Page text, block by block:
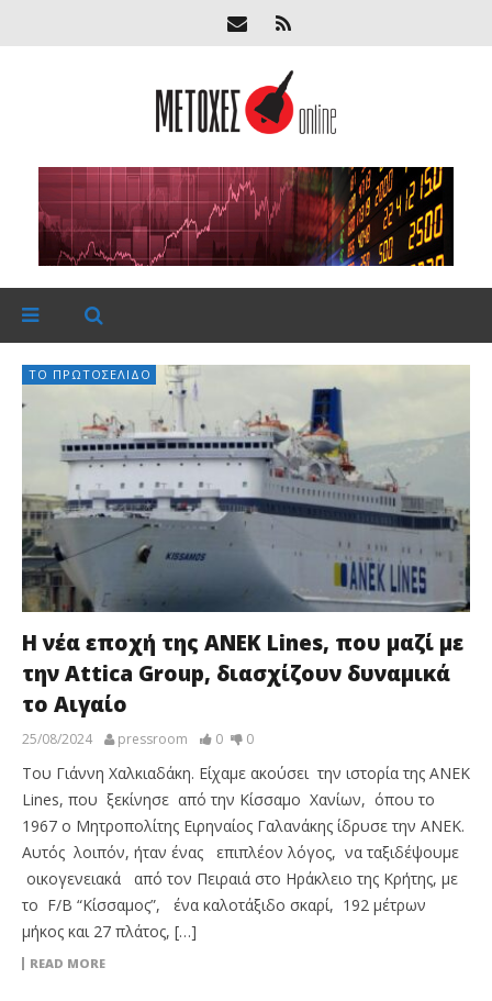
ΤΟ ΠΡΩΤΟΣΈΛΙΔΟ
Η νέα εποχή της ANEK Lines, που μαζί με
την Attica Group, διασχίζουν δυναμικά
το Αιγαίο
25/08/2024 pressroom 0 0
Του Γιάννη Χαλκιαδάκη. Είχαμε ακούσει την ιστορία της ANEK
Lines, που ξεκίνησε από την Κίσσαμο Χανίων, όπου το
1967 ο Μητροπολίτης Ειρηναίος Γαλανάκης ίδρυσε την ΑΝΕΚ.
Αυτός λοιπόν, ήταν ένας επιπλέον λόγος, να ταξιδέψουμε
οικογενειακά από τον Πειραιά στο Ηράκλειο της Κρήτης, με
το F/B “Κίσσαμος”, ένα καλοτάξιδο σκαρί, 192 μέτρων
μήκος και 27 πλάτος, […]
READ MORE